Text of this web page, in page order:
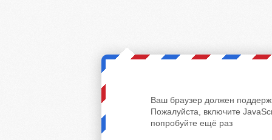
Ваш браузер должен
Пожалуйста, включите
попробуйте ещё раз